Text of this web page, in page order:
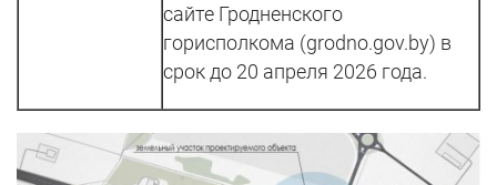
сайте Гродненского
горисполкома (grodno.gov.by) в
срок до 20 апреля 2026 года.